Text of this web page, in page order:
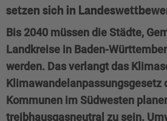
setzen sich in
Bis 2040 müssen die Städte,
Landkreise in Baden-
werden. Das verlangt das
Klimawandelanpassungsgesetz
Kommunen im Südwesten
treibhausgasneutral zu sein.